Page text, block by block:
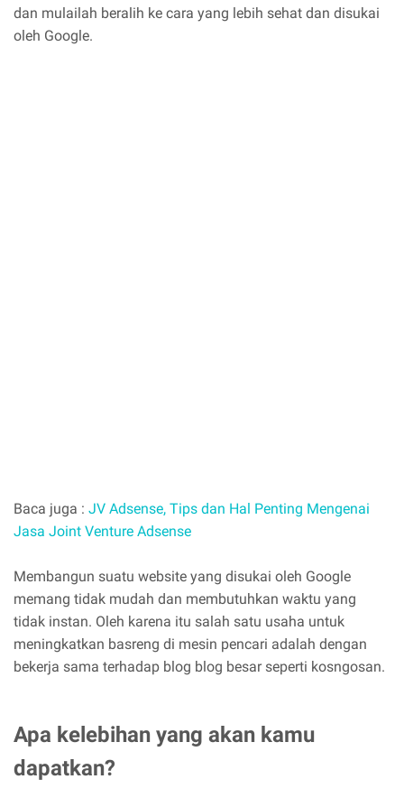
dan mulailah beralih ke cara yang lebih sehat dan disukai
oleh Google.
Baca juga : JV Adsense, Tips dan Hal Penting Mengenai
Jasa Joint Venture Adsense
Membangun suatu website yang disukai oleh Google
memang tidak mudah dan membutuhkan waktu yang
tidak instan. Oleh karena itu salah satu usaha untuk
meningkatkan basreng di mesin pencari adalah dengan
bekerja sama terhadap blog blog besar seperti kosngosan.
Apa kelebihan yang akan kamu
dapatkan?